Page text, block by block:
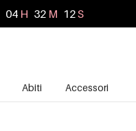
04 H 32 M 10S
Abiti Accessori